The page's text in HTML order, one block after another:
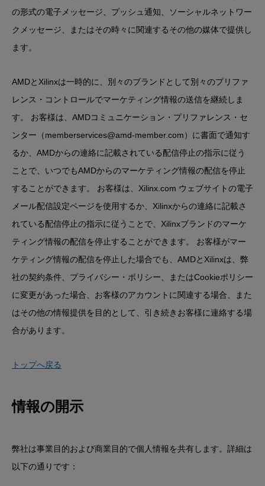
の形式の電子メッセージ、プッシュ通知、ソーシャルネットワー
クメッセージ、またはその時々に関連するその他の媒体で提供し
ます。
AMDとXilinxは一時的に、別々のブランドとして別々のプリファ
レンス・コントロールでマーケティング情報の送信を継続しま
す。
お客様は、AMDコミュニケーション・プリファレンス・セ
ンター（memberservices@amd-member.com）に書面で通知す
るか、AMDからの連絡に記載されている配信停止の指示に従う
ことで、いつでもAMDからのマーケティング情報の配信を停止
することができます。 お客様は、Xilinx.com ウェブサイトの電子
メール配信設定ページを使用するか、Xilinxからの連絡に記載さ
れている配信停止の指示に従うことで、Xilinxブランドのマーケ
ティング情報の配信を停止することができます。 お客様がマー
ケティング情報の配信を停止した場合でも、AMDとXilinxは、弊
社の契約条件、プライバシー・ポリシー、またはCookieポリシー
に変更があった場合、お客様のアカウントに関連する場合、また
はその他の情報提供を目的として、引き続きお客様に連絡する場
合があります。
トップへ戻る
情報の開示
弊社は事業目的および商業目的で個人情報を共有します。詳細は
以下​の通りです：